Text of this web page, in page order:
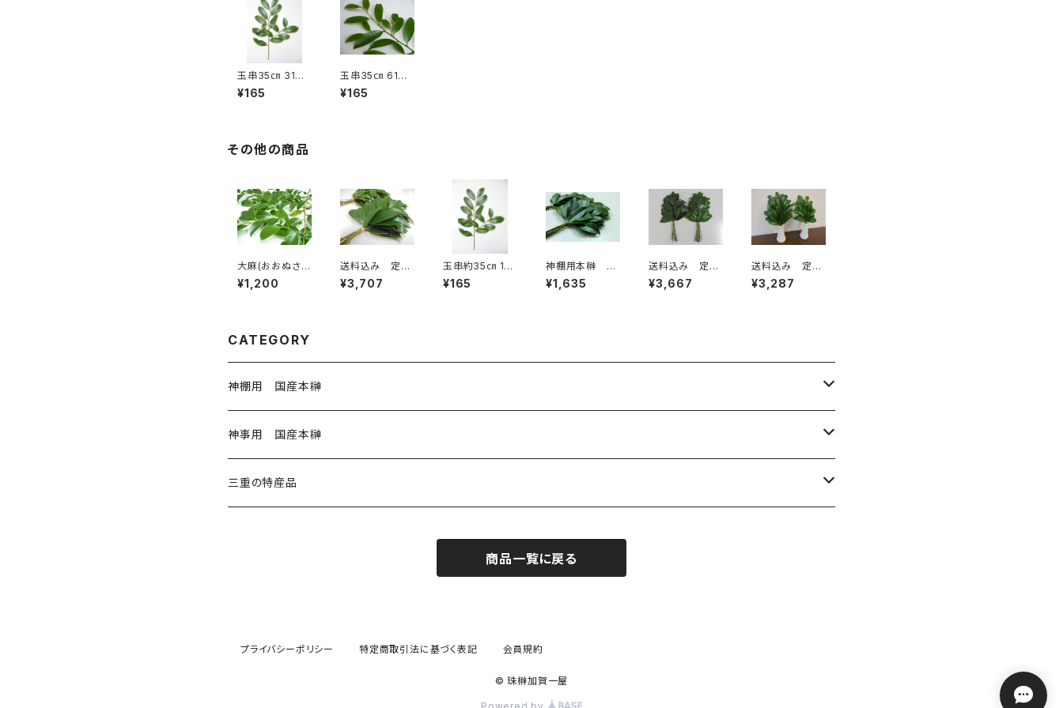
玉串35㎝ 31～
60本 神事用
本榊
¥165
玉串35㎝ 61本
～注文 神事
用本榊
¥165
その他の商品
大麻(おおぬさ)
約60㎝ 1～10本
注文 神事用本
¥1,200
送料込み 定期
大 月2回6ヶ月
コース
¥3,707
玉串約35㎝ 1～
30本 神事用
本榊
¥165
神棚用本榊
小 1対2束 月
1回 回数無期
¥1,635
送料込み 定期
便大 月2回12
か月コース
¥3,667
送料込み 定期
小 月2回6ヶ月
コース
¥3,287
CATEGORY
神棚用 国産本榊
神棚用本榊 小 3寸
神棚用本榊 大 4寸
神事用 国産本榊
神事用 玉串35㎝
三重の特産品
商品一覧に戻る
プライバシーポリシー 特定商取引法に基づく表記 会員規約
© 珠榊加賀一屋